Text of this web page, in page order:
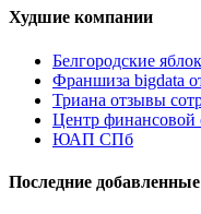
Худшие компании
Белгородские
Франшиза bigdata
Триана отзывы
Центр финансовой
ЮАП СПб
Последние добавленные